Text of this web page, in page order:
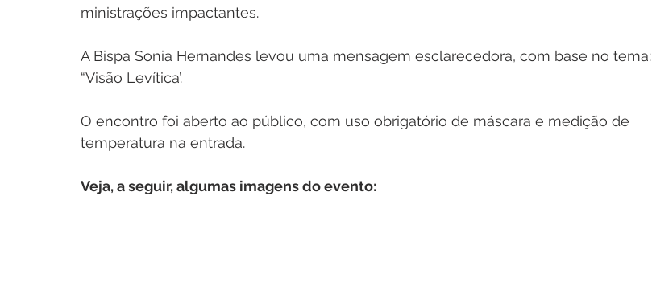
ministrações impactantes.
A Bispa Sonia Hernandes levou uma mensagem esclarecedora, com base no tema:
“Visão Levítica’.
O encontro foi aberto ao público, com uso obrigatório de máscara e medição de
temperatura na entrada.
Veja, a seguir, algumas imagens do evento: